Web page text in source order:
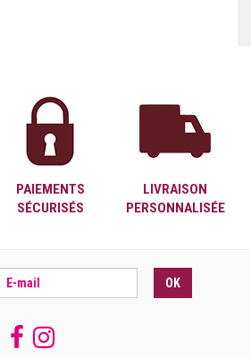
PAIEMENTS
SÉCURISÉS
LIVRAISON
PERSONNALISÉE
OK
Follow
us
Suivez-
nous